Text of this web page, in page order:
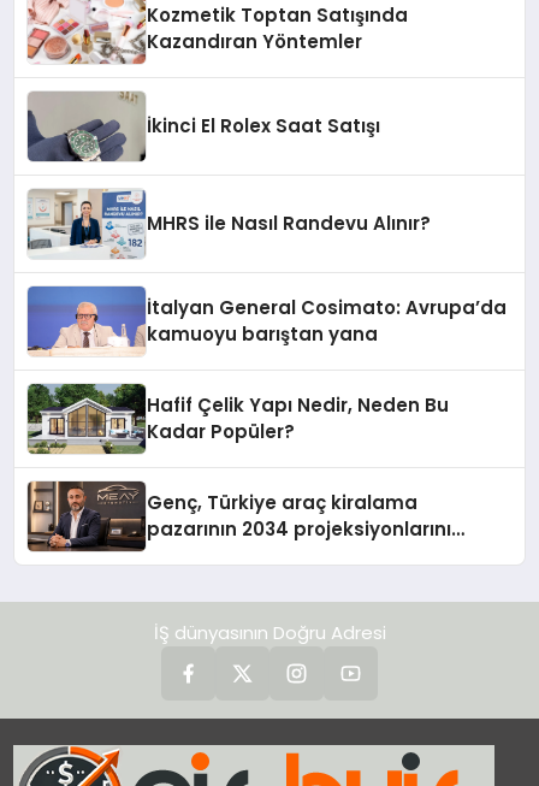
Kozmetik Toptan Satışında
Kazandıran Yöntemler
İkinci El Rolex Saat Satışı
MHRS ile Nasıl Randevu Alınır?
İtalyan General Cosimato: Avrupa’da
kamuoyu barıştan yana
Hafif Çelik Yapı Nedir, Neden Bu
Kadar Popüler?
Genç, Türkiye araç kiralama
pazarının 2034 projeksiyonlarını
İŞ dünyasının Doğru Adresi